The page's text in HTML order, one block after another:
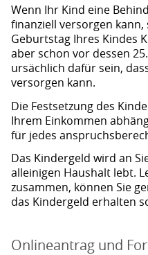
Wenn Ihr Kind eine
finanziell versorgen
Geburtstag Ihres Kindes
aber schon vor dessen
ursächlich dafür sein,
versorgen kann.
Die Festsetzung des
Ihrem Einkommen
für jedes
Das Kindergeld wird an
alleinigen Haushalt lebt.
zusammen, können Sie
das Kindergeld erhalten
Onlineantrag und